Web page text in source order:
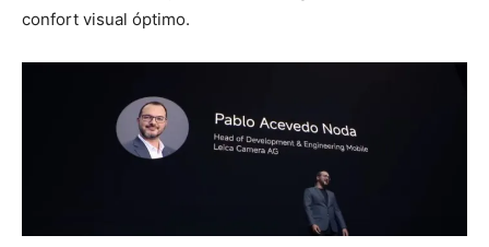
confort visual óptimo.